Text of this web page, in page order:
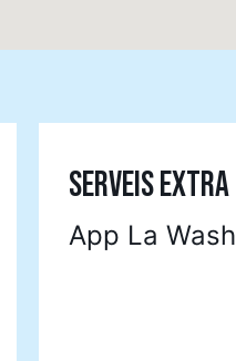
SERVEIS EXTRA
App La Wash